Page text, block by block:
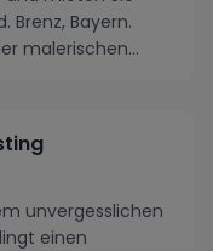
Brenz, Bayern.
malerischen
unvergesslichen
einen